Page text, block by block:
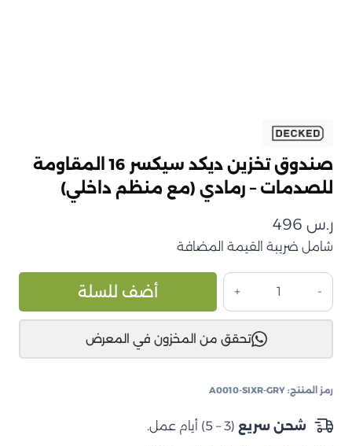
صندوق تخزين ديكد سيكسر 16 المقاومة
للصدمات – رمادي (مع منظم داخلي)
ر.س
شامل ضريبة القيمة المضافة
كمية
صندوق
تخزين
سيكسر
المقاومة
للصدمات
أضف للسلة
تحقق من المخزون في المعرض
رمز المنتج: A0010-SIXR-GRY
شحن سريع (3 – 5) أيام عمل.